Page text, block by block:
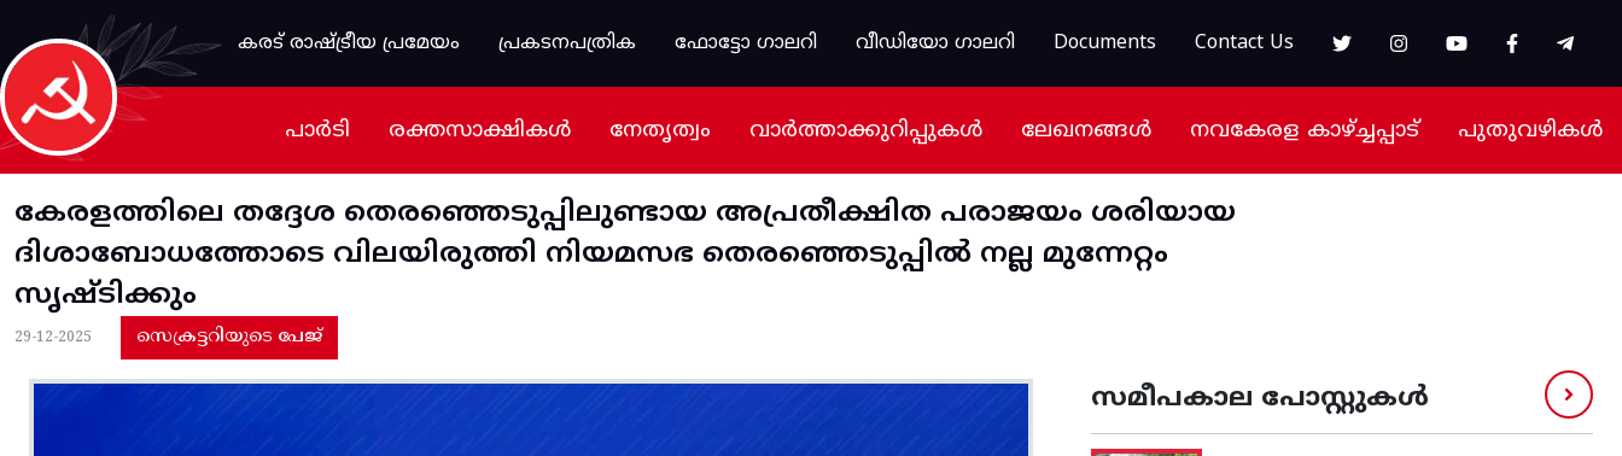
Skip to main content
കരട് രാഷ്ട്രീയ പ്രമേയം
പ്രകടനപത്രിക ഫോട്ടോ ഗാലറി വീഡിയോ ഗാലറി Documents Contact Us
പാർടി രക്തസാക്ഷികൾ നേതൃത്വം വാർത്താക്കുറിപ്പുകൾ ലേഖനങ്ങൾ നവകേരള കാഴ്ച്ചപ്പാട് പുതുവഴികൾ
കേരളത്തിലെ തദ്ദേശ തെരഞ്ഞെടുപ്പിലുണ്ടായ അപ്രതീക്ഷിത പരാജയം ശരിയായ
ദിശാബോധത്തോടെ വിലയിരുത്തി നിയമസഭ തെരഞ്ഞെടുപ്പിൽ നല്ല മുന്നേറ്റം
സൃഷ്ടിക്കും
29-12-2025 സെക്രട്ടറിയുടെ പേജ്
സമീപകാല പോസ്റ്റുകൾ